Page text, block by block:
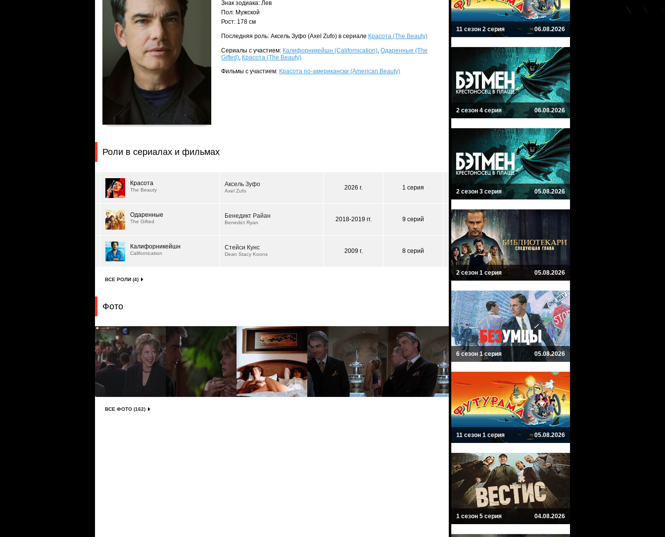
Знак зодиака: Лев
Пол: Мужской
Рост: 178 см
Последняя роль: Аксель Зуфо (Axel Zufo) в сериале Красота (The Beauty)
Сериалы с участием: Калифорникейшн (Californication), Одаренные (The
Gifted), Красота (The Beauty)
Фильмы с участием: Красота по-американски (American Beauty)
Роли в сериалах и фильмах
Красота
The Beauty
Аксель Зуфо
Axel Zufo 2026 г. 1 серия
Одаренные
The Gifted
Бенедикт Райан
Benedict Ryan 2018-2019 гг. 9 серий
Калифорникейшн
Californication
Стейси Кунс
Dean Stacy Koons 2009 г. 8 серий
ВСЕ РОЛИ (4)
Фото
ВСЕ ФОТО (162)
11 сезон 2 серия 06.08.2026
2 сезон 4 серия 06.08.2026
2 сезон 3 серия 05.08.2026
2 сезон 1 серия 05.08.2026
6 сезон 1 серия 05.08.2026
11 сезон 1 серия 05.08.2026
1 сезон 5 серия 04.08.2026